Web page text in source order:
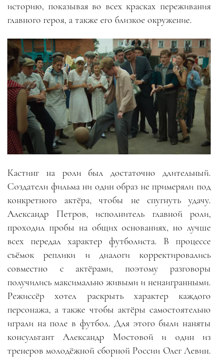
историю, показывая во всех красках переживания
главного героя, а также его близкое окружение.
Кастинг на роли был достаточно длительный.
Создатели фильма ни один образ не примеряли под
конкретного актёра, чтобы не спугнуть удачу.
Александр Петров, исполнитель главной роли,
проходил пробы на общих основаниях, но лучше
всех передал характер футболиста. В процессе
съёмок реплики и диалоги корректировались
совместно с актёрами, поэтому разговоры
получились максимально живыми и ненаигранными.
Режиссёр хотел раскрыть характер каждого
персонажа, а также чтобы актёры самостоятельно
играли на поле в футбол. Для этого были наняты
консультант Александр Мостовой и один из
тренеров молодёжной сборной России Олег Левин.